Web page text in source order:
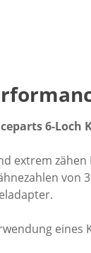
6-Loch
extrem
von